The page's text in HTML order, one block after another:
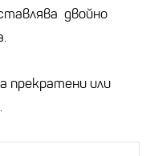
двойно
прекратени или